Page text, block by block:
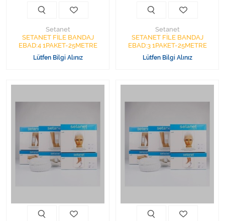
Setanet
SETANET FİLE BANDAJ
EBAD:4 1PAKET-25METRE
Lütfen Bilgi Alınız
Setanet
SETANET FİLE BANDAJ
EBAD:3 1PAKET-25METRE
Lütfen Bilgi Alınız